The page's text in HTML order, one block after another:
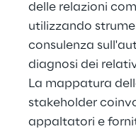
delle relazioni
utilizzando
consulenza
diagnosi dei
La mappatura
stakeholder
appaltatori e